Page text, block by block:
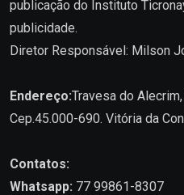
publicação do Instituto
publicidade.
Diretor Responsável: Milson
Endereço:Travesa do
Cep.45.000-690. Vitória da
Contatos:
Whatsapp: 77 99861-8307